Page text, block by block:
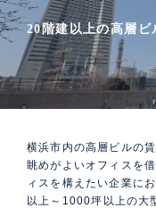
20階建以上の高層
横浜市内の高層ビルの
眺めがよいオフィスを
ィスを構えたい企業に
以上～1000坪以上の大